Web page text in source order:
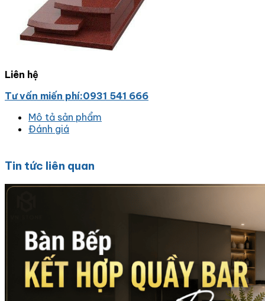
Liên hệ
Tư vấn miến phí:0931 541 666
Mô tả sản phẩm
Đánh giá
Tin tức liên quan